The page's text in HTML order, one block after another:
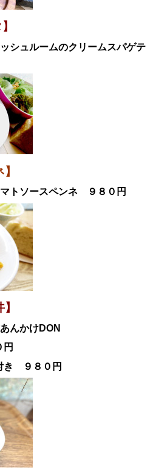
シュルームのクリームスパゲテ
】
トソースペンネ ９８０円
んかけDON
円
き ９８０円